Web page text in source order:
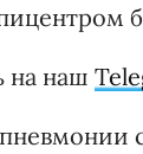
на наш